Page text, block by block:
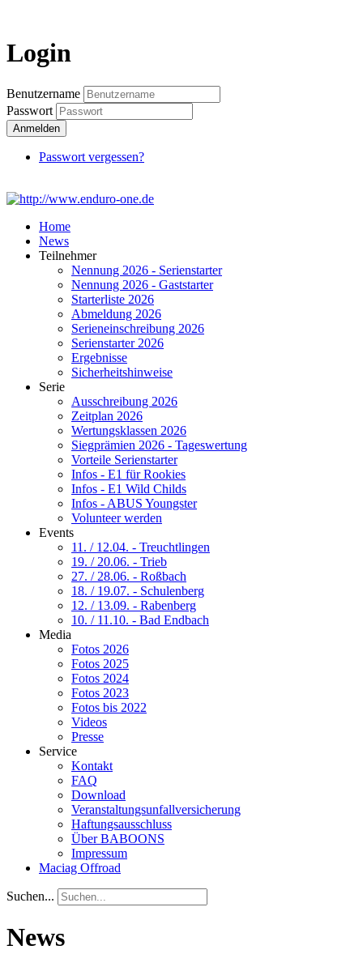
Login
Benutzername
Passwort
Anmelden
Passwort vergessen?
Home
News
Teilnehmer
Nennung 2026 - Serienstarter
Nennung 2026 - Gaststarter
Starterliste 2026
Abmeldung 2026
Serieneinschreibung 2026
Serienstarter 2026
Ergebnisse
Sicherheitshinweise
Serie
Ausschreibung 2026
Zeitplan 2026
Wertungsklassen 2026
Siegprämien 2026 - Tageswertung
Vorteile Serienstarter
Infos - E1 für Rookies
Infos - E1 Wild Childs
Infos - ABUS Youngster
Volunteer werden
Events
11. / 12.04. - Treuchtlingen
19. / 20.06. - Trieb
27. / 28.06. - Roßbach
18. / 19.07. - Schulenberg
12. / 13.09. - Rabenberg
10. / 11.10. - Bad Endbach
Media
Fotos 2026
Fotos 2025
Fotos 2024
Fotos 2023
Fotos bis 2022
Videos
Presse
Service
Kontakt
FAQ
Download
Veranstaltungsunfallversicherung
Haftungsausschluss
Über BABOONS
Impressum
Maciag Offroad
Suchen...
News